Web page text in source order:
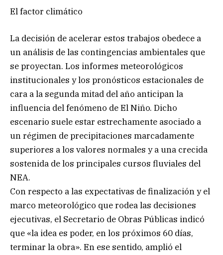
El factor climático
La decisión de acelerar estos trabajos obedece a
un análisis de las contingencias ambientales que
se proyectan. Los informes meteorológicos
institucionales y los pronósticos estacionales de
cara a la segunda mitad del año anticipan la
influencia del fenómeno de El Niño. Dicho
escenario suele estar estrechamente asociado a
un régimen de precipitaciones marcadamente
superiores a los valores normales y a una crecida
sostenida de los principales cursos fluviales del
NEA.
Con respecto a las expectativas de finalización y el
marco meteorológico que rodea las decisiones
ejecutivas, el Secretario de Obras Públicas indicó
que «la idea es poder, en los próximos 60 días,
terminar la obra». En ese sentido, amplió el